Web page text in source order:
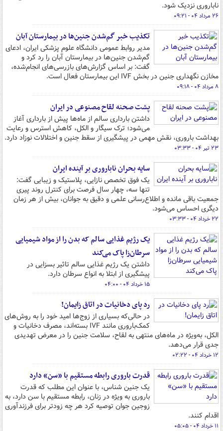
ناباروری نزدیک شود.
۲۶ مرداد ۰۴ - ۰۹:۲۱
تکذیب خبر گم‌شدن جنین‌ها در بیمارستان آبان
مدیر روابط عمومی دانشگاه علوم پزشکی ایران، ادعای
گم‌شدن جنین‌ها در بیمارستان آبان را رد کرد و
گفت: بر اساس گزارش‌های بازرسی‌های انجام‌شده،
مخازن نگهداری جنین در بخش IVF این بیمارستان فعال است.
۸ مرداد ۰۴ - ۰۹:۱۸
پشت‌ صحنه لقاح مصنوعی در ایران
داشتن بارداری سالم از ماه‌ها پیش از بارداری آغاز
می‌شود؛ ترک سیگار و الکل، کاهش استرس و رعایت
بهداشت باروری، نقش مهمی در پیشگیری از سقط جنین و اختلالات نوزاد دارد.
۲۳ تیر ۰۴ - ۰۳:۳۳
سایه بحران ناباروری بر آینده ایران
یک فوق تخصص نازایی، پلاستیک و زیبایی گفت:
تنها سه، چهار سال فرصت برای کنترل روند پیری
جمعیت باقی مانده و اطلاع‌رسانی علمی و دقیق به جوانان، بیش از هر زمان
دیگری احساس می‌شود.
۲۲ خرداد ۰۴ - ۰۳:۳۳
یک رژیم غذایی سالم که بدن را از مواد شیمیایی
سرطان‌زا پاک می‌کند
داشتن یک رژیم غذایی سالم تاثیر بسزایی در
پیشگیری از ابتلا به انواع سرطان دارد.
۱۵ خرداد ۰۴ - ۰۴:۰۰
رد پای دخانیات در اتاق زایمان!
در حالی‌که بسیاری از زوج‌ها امید خود را به روش‌های
کمک‌باروری مانند IVF بسته‌اند، مصرف دخانیات و
الکل، به‌ویژه در ماه‌های منتهی به لقاح، سلامت جنین را در معرض تهدیدی
جدی قرار می‌دهد.
۱۲ خرداد ۰۴ - ۰۲:۲۲
قدرت باروری رابطه مستقیم با «سن» دارد
یک جنین شناس، با عنوان این مطلب که قدرت
باروری به ویژه در زنان، رابطه مستقیم با سن دارد، به
زوجین جوان توصیه کرد هر چه زودتر برای فرزندآوری
اقدام کنند.
۱۱ خرداد ۰۴ - ۰۵:۰۵